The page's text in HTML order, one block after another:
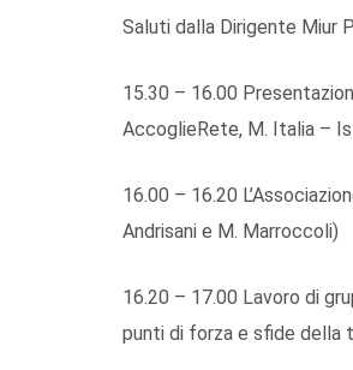
Saluti dalla Dirigente Miur
15.30 – 16.00
AccoglieRete, M. Italia –
16.00 – 16.20
Andrisani e M. Marroccoli)
16.20 – 17.00 Lavoro di
punti di forza e sfide della